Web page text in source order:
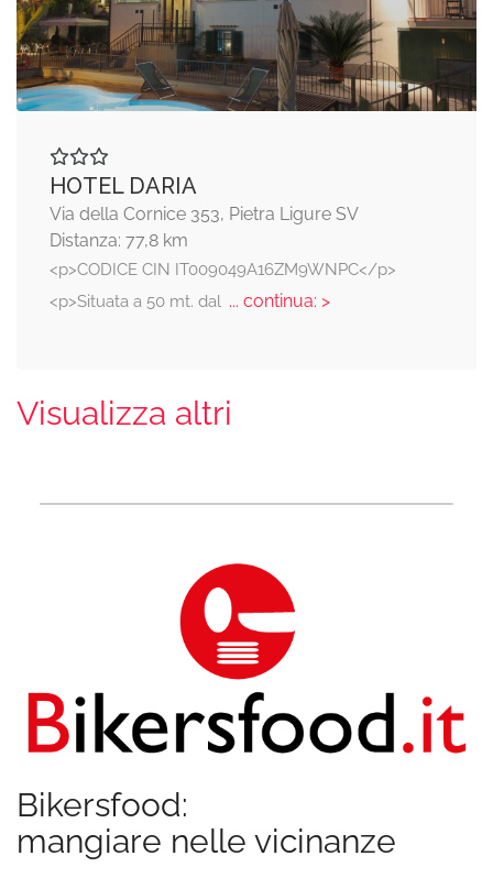
HOTEL DARIA
Via della Cornice 353, Pietra Ligure SV
Distanza: 77,8 km
<p>CODICE CIN IT009049A16ZM9WNPC</p>
<p>Situata a 50 mt. dal... continua: >
Visualizza altri
Bikersfood:
mangiare nelle vicinanze